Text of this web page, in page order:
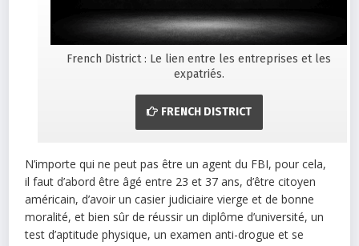
French District : Le lien entre les entreprises et les
expatriés.
FRENCH DISTRICT
N’importe qui ne peut pas être un agent du FBI, pour cela,
il faut d’abord être âgé entre 23 et 37 ans, d’être citoyen
américain, d’avoir un casier judiciaire vierge et de bonne
moralité, et bien sûr de réussir un diplôme d’université, un
test d’aptitude physique, un examen anti-drogue et se